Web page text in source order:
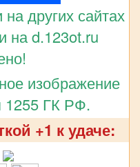
других сайтах
на d.123ot.ru
изображение
1255 ГК РФ.
+1 к удаче: